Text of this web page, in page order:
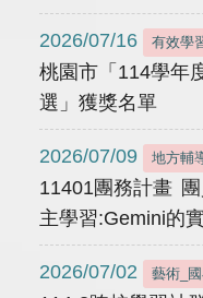
2026/07/16 有效學
桃園市「114學年
選」獲獎名單
2026/07/09 地方輔
11401團務計畫
主學習:Gemini的
2026/07/02 藝術_